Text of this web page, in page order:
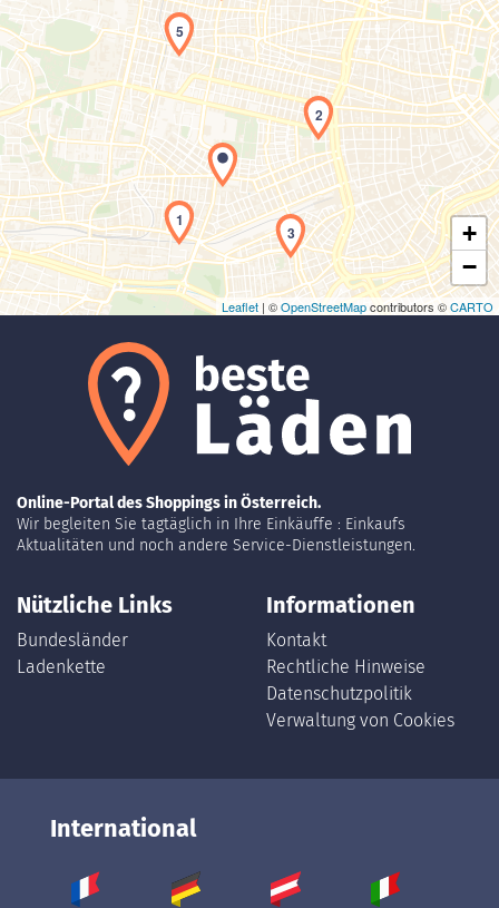
Laden der Karte...
1
2
3
5
+
−
Leaflet | ©OpenStreetMapcontributors ©CARTO
Online-Portal des Shoppings in Österreich.
Wir begleiten Sie tagtäglich in Ihre Einkäuffe : Einkaufs
Aktualitäten und noch andere Service-Dienstleistungen.
Nützliche Links
Bundesländer
Ladenkette
Informationen
Kontakt
Rechtliche Hinweise
Datenschutzpolitik
Verwaltung von Cookies
International